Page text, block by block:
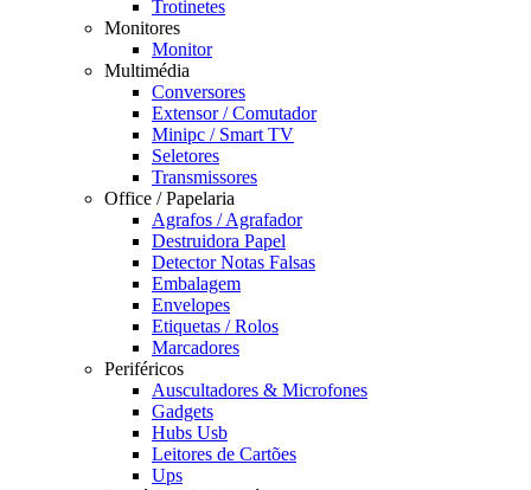
Trotinetes
Monitores
Monitor
Multimédia
Conversores
Extensor / Comutador
Minipc / Smart TV
Seletores
Transmissores
Office / Papelaria
Agrafos / Agrafador
Destruidora Papel
Detector Notas Falsas
Embalagem
Envelopes
Etiquetas / Rolos
Marcadores
Periféricos
Auscultadores & Microfones
Gadgets
Hubs Usb
Leitores de Cartões
Ups